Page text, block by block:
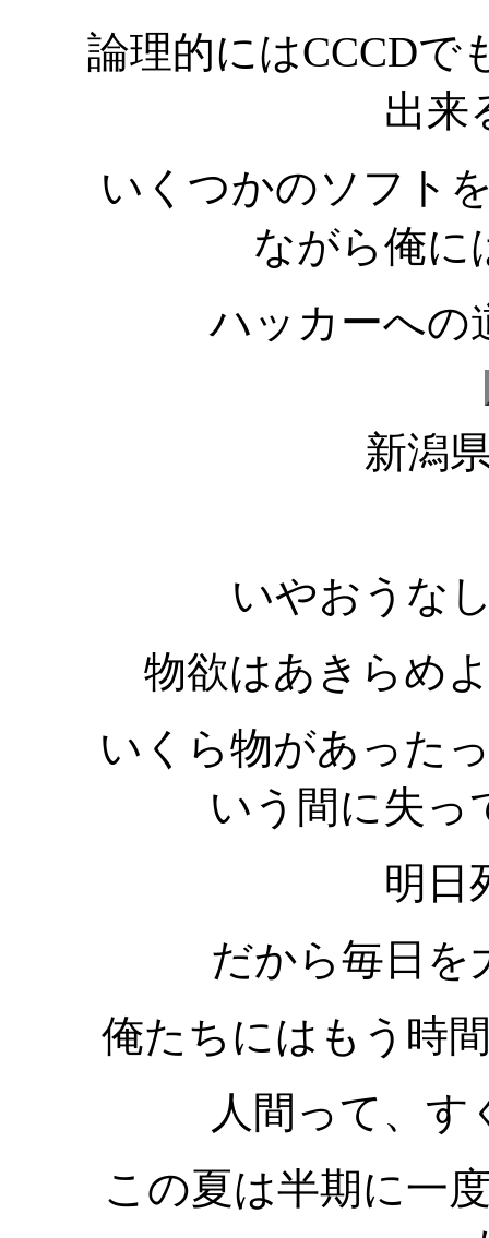
論理的にはCCCDで
出来
いくつかのソフト
ながら俺に
ハッカーへの
新潟
いやおうな
物欲はあきらめ
いくら物があった
いう間に失っ
明日
だから毎日を
俺たちにはもう時
人間って、
この夏は半期に一